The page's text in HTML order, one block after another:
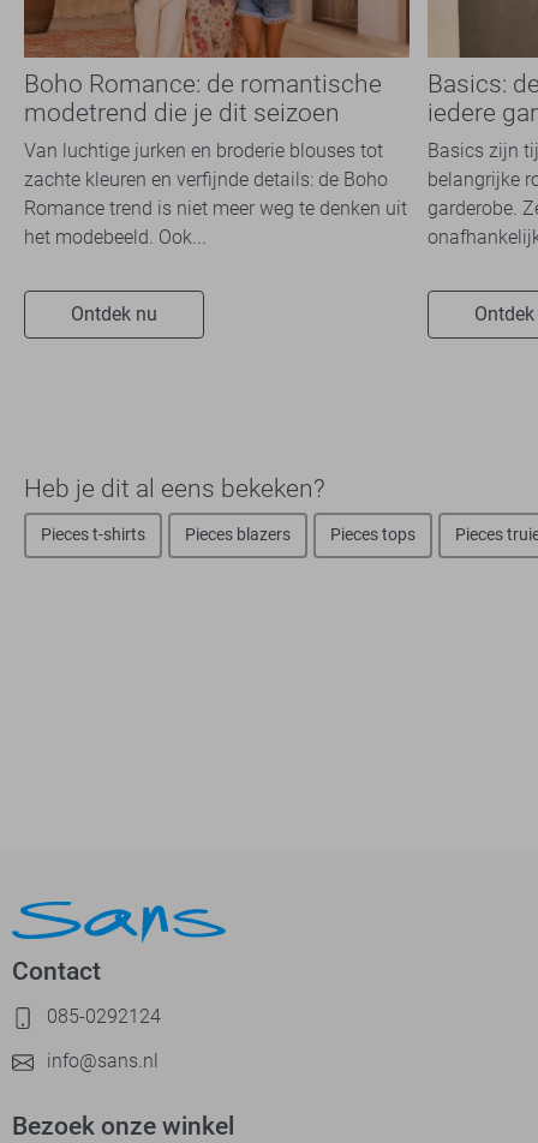
Boho Romance: de romantische
modetrend die je dit seizoen
overal ziet
Van luchtige jurken en broderie blouses tot
zachte kleuren en verfijnde details: de Boho
Romance trend is niet meer weg te denken uit
het modebeeld. Ook...
Ontdek nu
Basics:
iedere
Basics zijn
belangrijke
garderobe.
Heb je dit al eens bekeken?
Pieces t-shirts Pieces blazers Pieces tops Pieces
Contact
085-0292124
info@sans.nl
Bezoek onze winkel